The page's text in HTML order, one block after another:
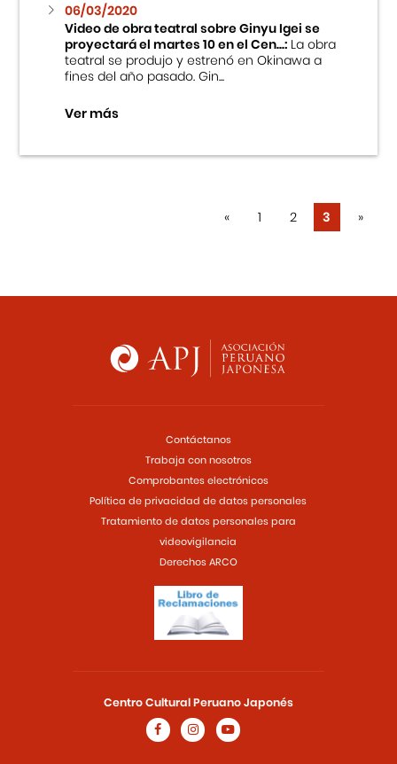
06/03/2020
Video de obra teatral sobre Ginyu Igei se
proyectará el martes 10 en el Cen...:La obra
teatral se produjo y estrenó en Okinawa a
fines del año pasado. Gin...
Ver más
« 1 2 3 »
Centro Cultural Peruano Japonés
Contáctanos
Trabaja con nosotros
Comprobantes electrónicos
Política de privacidad de datos personales
Tratamiento de datos personales para
videovigilancia
Derechos ARCO